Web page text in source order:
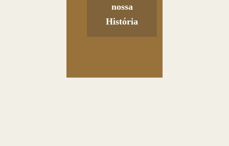
nossa
História